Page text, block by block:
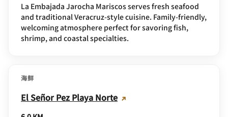
La Embajada Jarocha Mariscos serves fresh seafood
and traditional Veracruz-style cuisine. Family-friendly,
welcoming atmosphere perfect for savoring fish,
shrimp, and coastal specialties.
海鲜
El Señor Pez Playa Norte